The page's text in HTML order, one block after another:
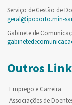
Serviço de Gestão de
geral@ipoporto.min-
Gabinete de
Outros
Emprego e Carreira
Associações de